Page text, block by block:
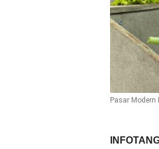
Pasar Modern